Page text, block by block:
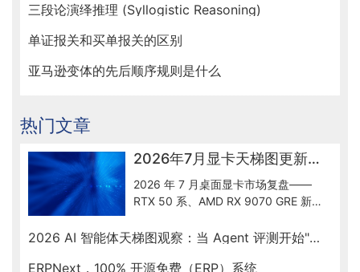
三段论演绎推理 (Syllogistic Reasoning)
单证报关和买单报关的区别
亚马逊变体的先后顺序规则是什么
热门文章
2026年7月显卡天梯图更新解读：50系到底怎么选
2026 年 7 月桌面显卡市场复盘——
RTX 50 系、AMD RX 9070 GRE 新出
Spark ARM SoC 新形态，按预算帮你2026 AI 智能体天梯图观察：当 Agent 评测开始"去滤镜"
ERPNext，100% 开源免费（ERP）系统